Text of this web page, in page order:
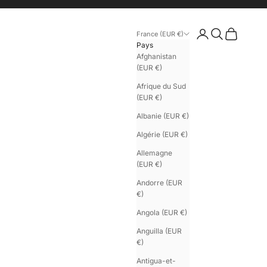
France (EUR €)
Pays
Afghanistan
(EUR €)
Afrique du Sud
(EUR €)
Albanie (EUR €)
Algérie (EUR €)
Allemagne
(EUR €)
Andorre (EUR
€)
Angola (EUR €)
Anguilla (EUR
€)
Antigua-et-
Connexion
Recherche
Panier